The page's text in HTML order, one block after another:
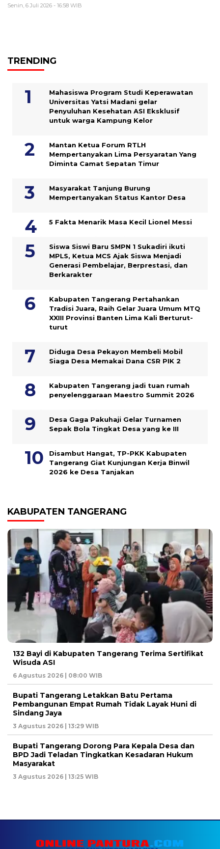
Senin, 6 Juli 2026 - 16:58 WIB
TRENDING
Mahasiswa Program Studi Keperawatan
Universitas Yatsi Madani gelar
Penyuluhan Kesehatan ASI Eksklusif
untuk warga Kampung ‎Kelor
Mantan Ketua Forum RTLH
Mempertanyakan Lima Persyaratan Yang
Diminta Camat Sepatan Timur
Masyarakat Tanjung Burung
Mempertanyakan Status Kantor Desa
5 Fakta Menarik Masa Kecil Lionel Messi
Siswa Siswi Baru SMPN 1 Sukadiri ikuti
MPLS, Ketua MCS Ajak Siswa Menjadi
Generasi Pembelajar, Berprestasi, dan
Berkarakter
Kabupaten Tangerang Pertahankan
Tradisi Juara, Raih Gelar Juara Umum MTQ
XXIII Provinsi Banten Lima Kali Berturut-
turut
Diduga Desa Pekayon Membeli Mobil
Siaga Desa Memakai Dana CSR PIK 2
Kabupaten Tangerang jadi tuan rumah
penyelenggaraan Maestro Summit 2026
Desa Gaga Pakuhaji Gelar Turnamen
Sepak Bola Tingkat Desa yang ke III
Disambut Hangat, TP-PKK Kabupaten
Tangerang Giat Kunjungan Kerja Binwil
2026 ke Desa Tanjakan
KABUPATEN TANGERANG
132 Bayi di Kabupaten Tangerang Terima Sertifikat
Wisuda ASI
6 Agustus 2026 | 08:00 WIB
Bupati Tangerang Letakkan Batu Pertama
Pembangunan Empat Rumah Tidak Layak Huni di
Sindang Jaya
3 Agustus 2026 | 13:29 WIB
Bupati Tangerang Dorong Para Kepala Desa dan
BPD Jadi Teladan Tingkatkan Kesadaran Hukum
Masyarakat
3 Agustus 2026 | 13:25 WIB